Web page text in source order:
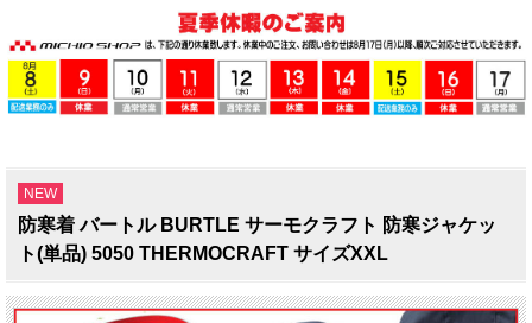
NEW
防寒着 バートル BURTLE サーモクラフト 防寒ジャケッ
ト(単品) 5050 THERMOCRAFT サイズXXL